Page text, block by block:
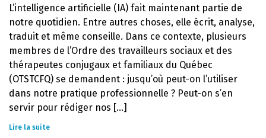
L’intelligence artificielle (IA) fait maintenant partie de
notre quotidien. Entre autres choses, elle écrit, analyse,
traduit et même conseille. Dans ce contexte, plusieurs
membres de l’Ordre des travailleurs sociaux et des
thérapeutes conjugaux et familiaux du Québec
(OTSTCFQ) se demandent : jusqu’où peut-on l’utiliser
dans notre pratique professionnelle ? Peut-on s’en
servir pour rédiger nos [...]
Lire la suite